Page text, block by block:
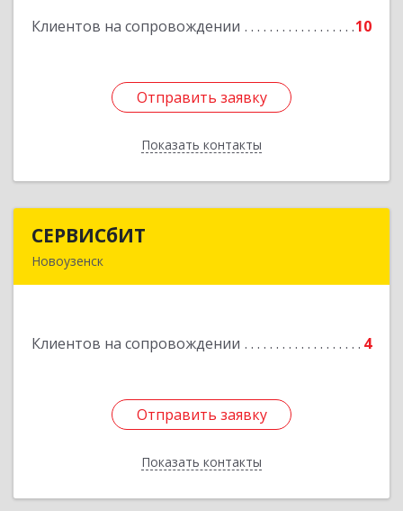
Клиентов на сопровождении 10
Отправить заявку
Показать контакты
Подробнее
Отправить заявку
Назад
СЕРВИСбИТ
Новоузенск
Клиентов на сопровождении 4
Отправить заявку
Показать контакты
Подробнее
Отправить заявку
Назад